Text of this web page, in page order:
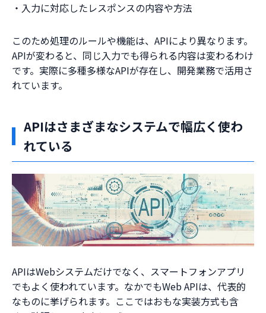
・入力に対応したレスポンスの内容や方法
このため処理のルールや機能は、APIにより異なります。
APIが変わると、同じ入力でも得られる内容は変わるわけ
です。実際に多種多様なAPIが存在し、開発業務で活用さ
れています。
APIはさまざまなシステムで幅広く使わ
れている
APIはWebシステムだけでなく、スマートフォンアプリ
でもよく使われています。なかでもWeb APIは、代表的
なものに挙げられます。ここではおもな実装方式も含